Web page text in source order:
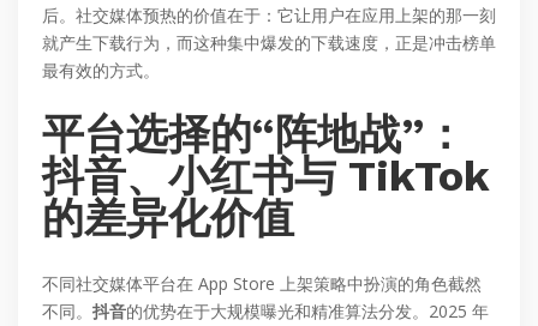
后。社交媒体预热的价值在于：它让用户在应用上架的那一刻
就产生下载行为，而这种集中爆发的下载速度，正是冲击榜单
最有效的方式。
平台选择的“阵地战”：
抖音、小红书与 TikTok
的差异化价值
不同社交媒体平台在 App Store 上架策略中扮演的角色截然
不同。 抖音的优势在于大规模曝光和精准算法分发。2025 年